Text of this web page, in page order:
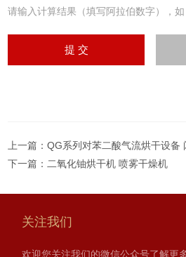
请输入计算结果（填写阿拉伯数字），
上一篇：QG系列对苯二酸气流烘干设备
下一篇：二氧化铀烘干机 喷雾干燥机
关注我们
欢迎您关注我们的微信公众号了解更